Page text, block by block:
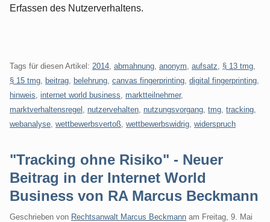
Erfassen des Nutzerverhaltens.
Tags für diesen Artikel: 2014 abmahnung anonym aufsatz § 13 tmg
§ 15 tmg
beitrag belehrung canvas fingerprinting digital fingerprinting
hinweis internet world business marktteilnehmer,
marktverhaltensregel
nutzervehalten nutzungsvorgang tmg tracking
webanalyse wettbewerbsvertoß wettbewerbswidrig widerspruch
"Tracking ohne Risiko" - Neuer
Beitrag in der Internet World
Business von RA Marcus Beckmann
Geschrieben von Rechtsanwalt Marcus Beckmann am Freitag, 9. Mai